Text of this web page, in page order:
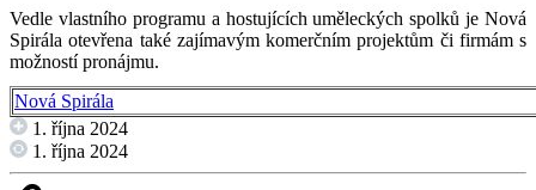
Vedle vlastního programu a hostujících uměleckých spolků je Nová
Spirála otevřena také zajímavým komerčním projektům či firmám s
možností pronájmu.
Nová Spirála
1. října 2024
1. října 2024